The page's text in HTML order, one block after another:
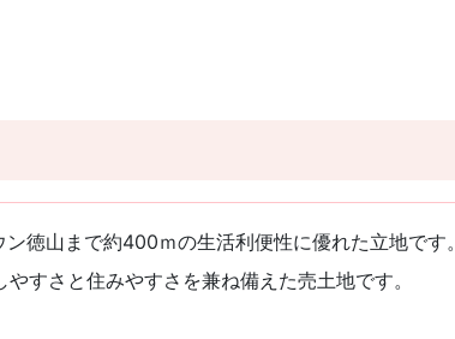
徳山まで約400ｍの生活利便性に優れた立地です。
すさと住みやすさを兼ね備えた売土地です。